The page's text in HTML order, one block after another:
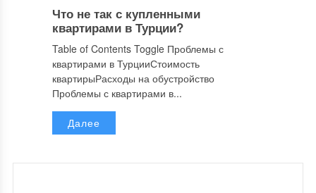
Что не так с купленными
квартирами в Турции?
Table of Contents Toggle Проблемы с
квартирами в ТурцииСтоимость
квартирыРасходы на обустройство
Проблемы с квартирами в...
Далее